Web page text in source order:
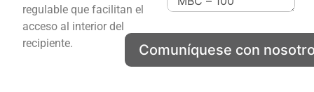
regulable que facilitan el
acceso al interior del
recipiente.
s
j
e
N
Comuníquese con